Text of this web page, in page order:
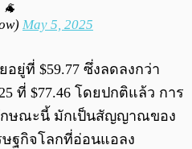
May 5, 2025
ยู่ที่ $59.77 ซึ่งลดลงกว่า
ที่ $77.46 โดยปกติแล้ว การ
กษณะนี้ มักเป็นสัญญาณของ
ฐกิจโลกที่อ่อนแอลง